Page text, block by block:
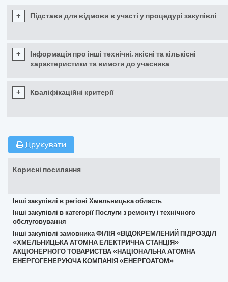
+ Підстави для відмови в участі у процедурі закупівлі
+
Інформація про інші технічні, якісні та кількісні
характеристики та вимоги до учасника
+ Кваліфікаційні критерії
Друкувати
Корисні посилання
Інші закупівлі в регіоні Хмельницька область
Інші закупівлі в категорії Послуги з ремонту і технічного
обслуговування
Інші закупівлі замовника ФІЛІЯ «ВІДОКРЕМЛЕНИЙ ПІДРОЗДІЛ
«ХМЕЛЬНИЦЬКА АТОМНА ЕЛЕКТРИЧНА СТАНЦІЯ»
АКЦІОНЕРНОГО ТОВАРИСТВА «НАЦІОНАЛЬНА АТОМНА
ЕНЕРГОГЕНЕРУЮЧА КОМПАНІЯ «ЕНЕРГОАТОМ»